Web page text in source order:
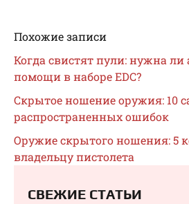
Похожие записи
Когда свистят пули: нужна ли
помощи в наборе EDC?
Скрытое ношение оружия: 10
распространенных ошибок
Оружие скрытого ношения: 5
владельцу пистолета
СВЕЖИЕ СТАТЬИ